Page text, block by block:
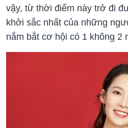
vậy, từ thời điểm này trở đi
khởi sắc nhất của những
nắm bắt cơ hội có 1 không 2